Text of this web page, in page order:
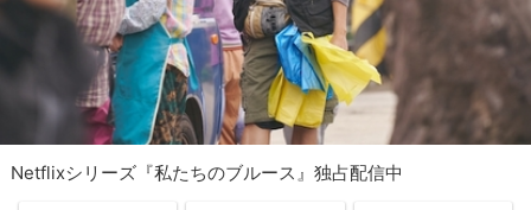
Netflixシリーズ『私たちのブルース』独占配信中